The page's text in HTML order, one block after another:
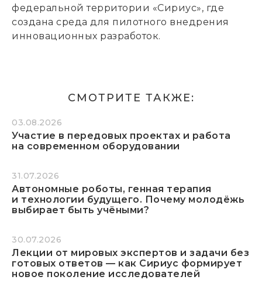
федеральной территории «Сириус», где
создана среда для пилотного внедрения
инновационных разработок.
СМОТРИТЕ ТАКЖЕ:
03.08.2026
Участие в передовых проектах и работа
на современном оборудовании
31.07.2026
Автономные роботы, генная терапия
и технологии будущего. Почему молодёжь
выбирает быть учёными?
30.07.2026
Лекции от мировых экспертов и задачи без
готовых ответов — как Сириус формирует
новое поколение исследователей